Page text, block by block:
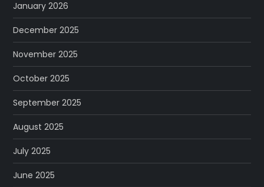
January 2026
December 2025
November 2025
October 2025
September 2025
August 2025
July 2025
June 2025